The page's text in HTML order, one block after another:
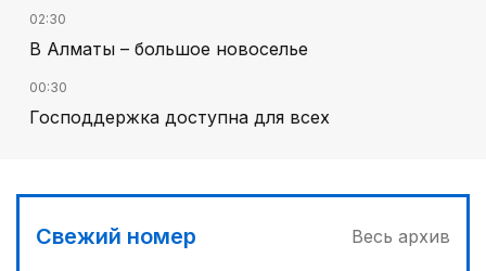
02:30
В Алматы – большое новоселье
00:30
Господдержка доступна для всех
Продолжаются инспекционные поездки
Свежий номер Весь архив